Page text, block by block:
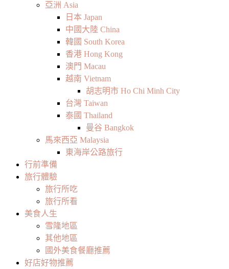
亞洲 Asia
日本 Japan
中國大陸 China
韓國 South Korea
香港 Hong Kong
澳門 Macau
越南 Vietnam
胡志明市 Ho Chi Minh City
台灣 Taiwan
泰國 Thailand
曼谷 Bangkok
馬來西亞 Malaysia
東海岸公路旅行
行前準備
旅行體驗
旅行所吃
旅行所看
美食人生
雪隆地區
其他地區
國外美食餐廳推薦
好店好物推薦